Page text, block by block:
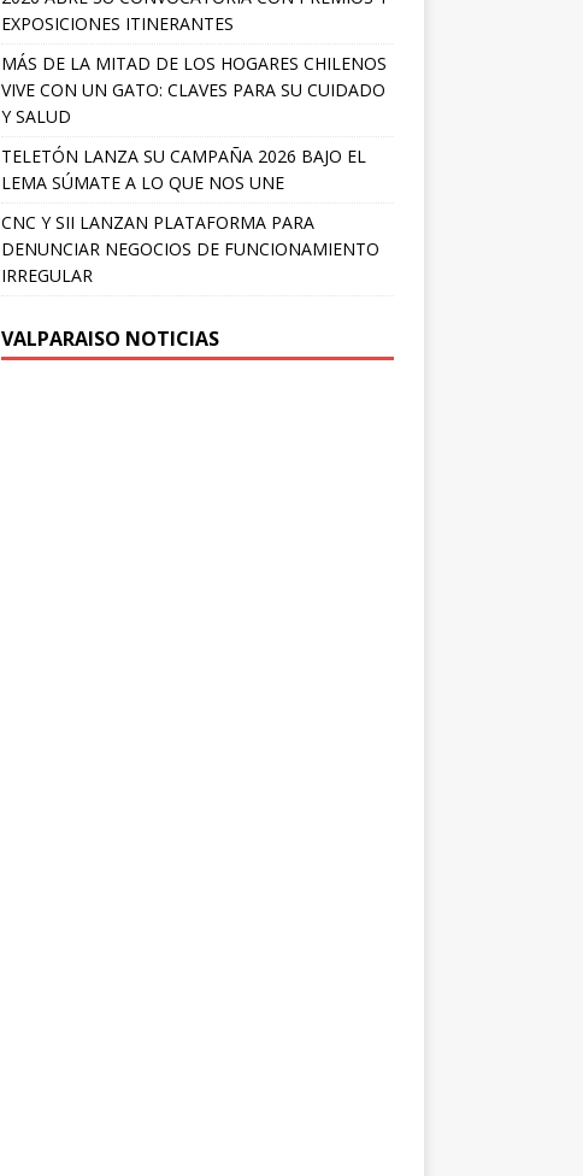
EXPOSICIONES ITINERANTES
MÁS DE LA MITAD DE LOS HOGARES CHILENOS
VIVE CON UN GATO: CLAVES PARA SU CUIDADO
Y SALUD
TELETÓN LANZA SU CAMPAÑA 2026 BAJO EL
LEMA SÚMATE A LO QUE NOS UNE
CNC Y SII LANZAN PLATAFORMA PARA
DENUNCIAR NEGOCIOS DE FUNCIONAMIENTO
IRREGULAR
VALPARAISO NOTICIAS